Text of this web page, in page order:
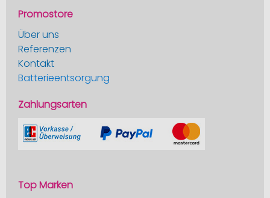
Promostore
Über uns
Referenzen
Kontakt
Batterieentsorgung
Zahlungsarten
Top Marken